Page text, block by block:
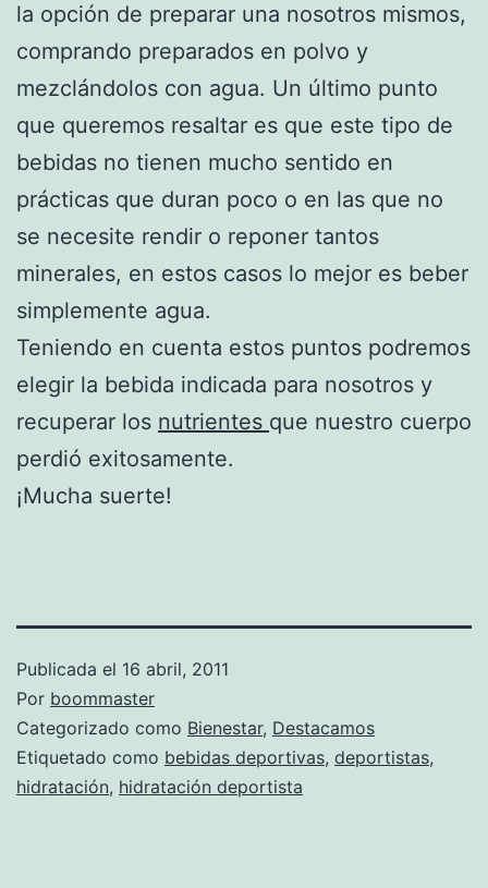
la opción de preparar una nosotros mismos,
comprando preparados en polvo y
mezclándolos con agua. Un último punto
que queremos resaltar es que este tipo de
bebidas no tienen mucho sentido en
prácticas que duran poco o en las que no
se necesite rendir o reponer tantos
minerales, en estos casos lo mejor es beber
simplemente agua.
Teniendo en cuenta estos puntos podremos
elegir la bebida indicada para nosotros y
recuperar los nutrientes que nuestro cuerpo
perdió exitosamente.
¡Mucha suerte!
Publicada el 16 abril, 2011
Por boommaster
Categorizado como Bienestar, Destacamos
Etiquetado como bebidas deportivas, deportistas,
hidratación, hidratación deportista